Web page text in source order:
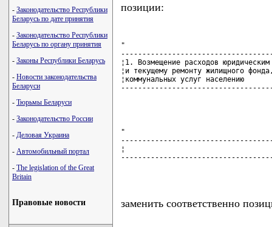
- Законодательство Республики
Беларусь по дате принятия
- Законодательство Республики
Беларусь по органу принятия
- Законы Республики Беларусь
- Новости законодательства
Беларуси
- Тюрьмы Беларуси
- Законодательство России
- Деловая Украина
- Автомобильный портал
- The legislation of the Great
Britain
Правовые новости
позиции:
"
¦1. Возмещение расходов
¦и текущему ремонту
¦коммунальных услуг
"
¦
заменить соответственно